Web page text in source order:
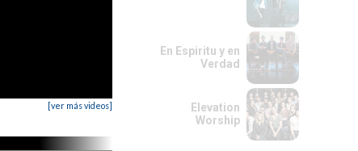
[ver más videos]
En Espiritu y en
Verdad
Elevation
Worship